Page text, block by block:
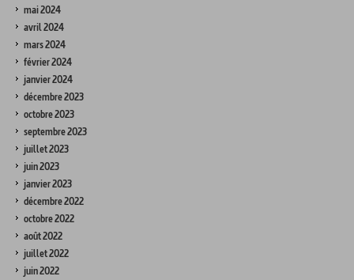
mai 2024
avril 2024
mars 2024
février 2024
janvier 2024
décembre 2023
octobre 2023
septembre 2023
juillet 2023
juin 2023
janvier 2023
décembre 2022
octobre 2022
août 2022
juillet 2022
juin 2022